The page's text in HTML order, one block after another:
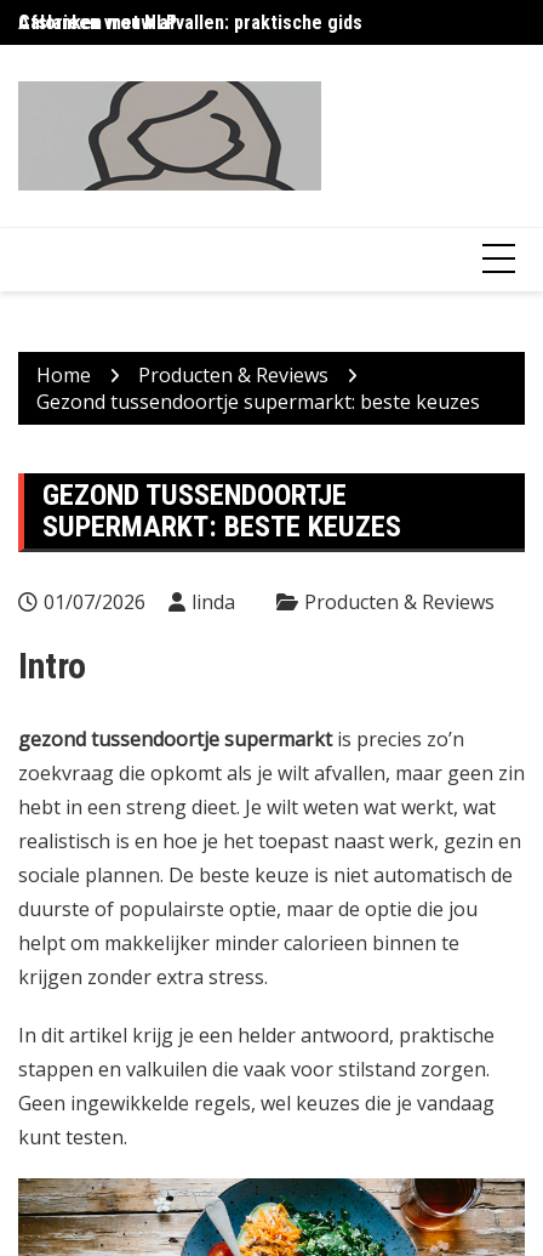
Skip
to
Afslanken met NLP
Calorieen vrouw afvallen: praktische gids
Home
Producten & Reviews
Gezond tussendoortje supermarkt: beste keuzes
GEZOND TUSSENDOORTJE
SUPERMARKT: BESTE KEUZES
01/07/2026 linda Producten & Reviews
Intro
gezond tussendoortje supermarktis precies zo’n
zoekvraag die opkomt als je wilt afvallen, maar geen zin
hebt in een streng dieet. Je wilt weten wat werkt, wat
realistisch is en hoe je het toepast naast werk, gezin en
sociale plannen. De beste keuze is niet automatisch de
duurste of populairste optie, maar de optie die jou
helpt om makkelijker minder calorieen binnen te
krijgen zonder extra stress.
In dit artikel krijg je een helder antwoord, praktische
stappen en valkuilen die vaak voor stilstand zorgen.
Geen ingewikkelde regels, wel keuzes die je vandaag
kunt testen.